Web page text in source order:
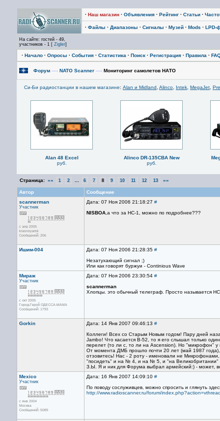
· Наш магазин · Объявления · Рейтинг · Статьи ·
· Файлы · Диапазоны · Сигналы · Музей · Mods · LPD-
На сайте: гостей - 49,
участников - 1 [ Zigler]
· Начало · Опросы · События · Статистика · Поиск · Регистрация · Правила ·
Форум —› NATO Scanner —› Мониторинг самолетов НАТО
Си-Би радиостанции в нашем магазине: Alan и Midland Alinco Intek MegaJet
Alan 48 Excel
руб.
Alinco DR-135CBA New
руб.
Страница: «« 1 2 6 7 8 9 10 11 12 13 »»
Автор
Сообщение
scannerman
Участник
с апр 2005
krasnoyarsk
Сообщений: 206
Дата: 07 Ноя 2006 21:18:27 #
NISBOA ,а что за НС-1, можно по подробнее???
Ишим-004 Дата: 07 Ноя 2006 21:28:35 #
Незатухающий сигнал ;)
Или как говорят буржуи - Continious Wave
Мираж
Участник
с окт 2005
Город-Герой ОДЕССА-МАМА
Сообщений: 1793
Дата: 07 Ноя 2006 23:30:54 #
scannerman
Хлопцы. это обычный телеграф. Просто называется
Gorkin Дата: 14 Янв 2007 09:46:13 #
Коллеги! Всех со Старым Новым годом! Пару дней
Jambo! Что касается В-52, то я его слышал только
перелет (то ли с, то ли на Аscension). Но "микрофон"
От момента ДМБ прошло почти 20 лет (май 1987 года),
отзовитесь! Нас - 2 роту - именовали не
"посидеть" и на № 4, и на № 5, и "на Великобритании"
З.Ы. Я и ник для Форума выбрал армейский:) - может,
Mexico
Участник
с янв 2004
Москва
Сообщений: 5089
Дата: 16 Янв 2007 14:09:10 #
По поводу сослуживцев, можно спросить и глянуть
http://www.radioscanner.ru/forum/